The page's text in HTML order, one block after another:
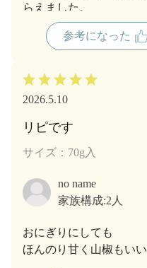
らえました。
参考になった
2026.5.10
リピです
サイズ：70g入
no name
家族構成:2人
おにぎりにしても
ほんのり甘く山椒もいい